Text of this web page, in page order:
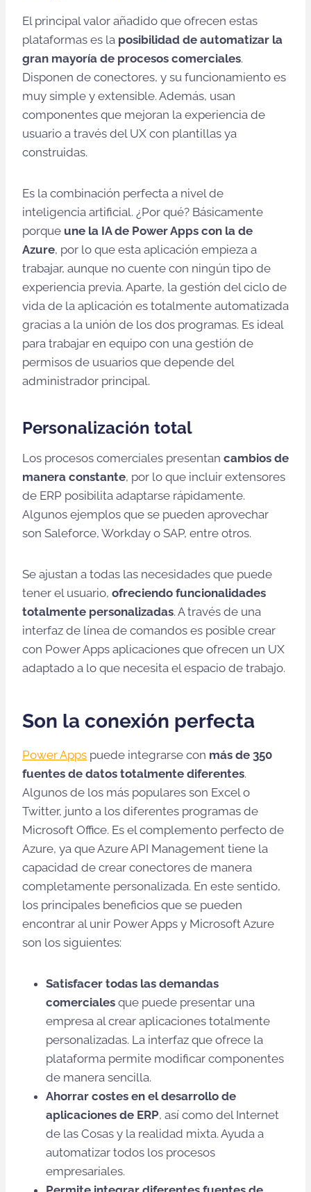
El principal valor añadido que ofrecen estas
plataformas es la posibilidad de automatizar la
gran mayoría de procesos comerciales.
Disponen de conectores, y su funcionamiento es
muy simple y extensible. Además, usan
componentes que mejoran la experiencia de
usuario a través del UX con plantillas ya
construidas.
Es la combinación perfecta a nivel de
inteligencia artificial. ¿Por qué? Básicamente
porque une la IA de Power Apps con la de
Azure, por lo que esta aplicación empieza a
trabajar, aunque no cuente con ningún tipo de
experiencia previa. Aparte, la gestión del ciclo de
vida de la aplicación es totalmente automatizada
gracias a la unión de los dos programas. Es ideal
para trabajar en equipo con una gestión de
permisos de usuarios que depende del
administrador principal.
Personalización total
Los procesos comerciales presentan cambios de
manera constante, por lo que incluir extensores
de ERP posibilita adaptarse rápidamente.
Algunos ejemplos que se pueden aprovechar
son Saleforce, Workday o SAP, entre otros.
Se ajustan a todas las necesidades que puede
tener el usuario, ofreciendo funcionalidades
totalmente personalizadas. A través de una
interfaz de línea de comandos es posible crear
con Power Apps aplicaciones que ofrecen un UX
adaptado a lo que necesita el espacio de trabajo.
Son la conexión perfecta
Power Apps puede integrarse con más de 350
fuentes de datos totalmente diferentes.
Algunos de los más populares son Excel o
Twitter, junto a los diferentes programas de
Microsoft Office. Es el complemento perfecto de
Azure, ya que Azure API Management tiene la
capacidad de crear conectores de manera
completamente personalizada. En este sentido,
los principales beneficios que se pueden
encontrar al unir Power Apps y Microsoft Azure
son los siguientes:
Satisfacer todas las demandas
comerciales que puede presentar una
empresa al crear aplicaciones totalmente
personalizadas. La interfaz que ofrece la
plataforma permite modificar componentes
de manera sencilla.
Ahorrar costes en el desarrollo de
aplicaciones de ERP, así como del Internet
de las Cosas y la realidad mixta. Ayuda a
automatizar todos los procesos
empresariales.